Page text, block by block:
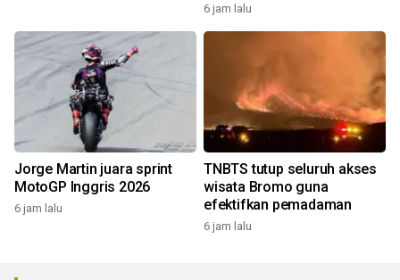
6 jam lalu
Jorge Martin juara sprint
MotoGP Inggris 2026
6 jam lalu
TNBTS tutup seluruh akses
wisata Bromo guna
efektifkan pemadaman
6 jam lalu